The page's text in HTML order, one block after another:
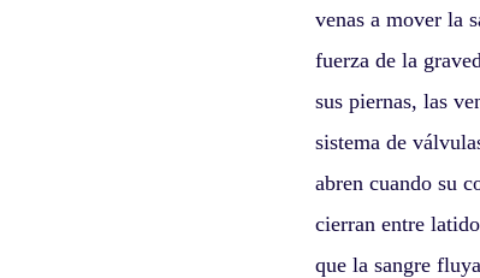
venas a mover la
fuerza de la
sus piernas, las
sistema de
abren cuando su
cierran entre
que la sangre